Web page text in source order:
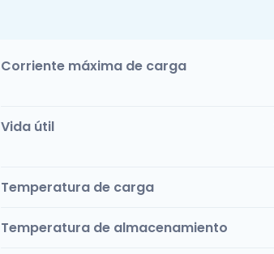
Corriente máxima de carga
Vida útil
Temperatura de carga
Temperatura de almacenamiento